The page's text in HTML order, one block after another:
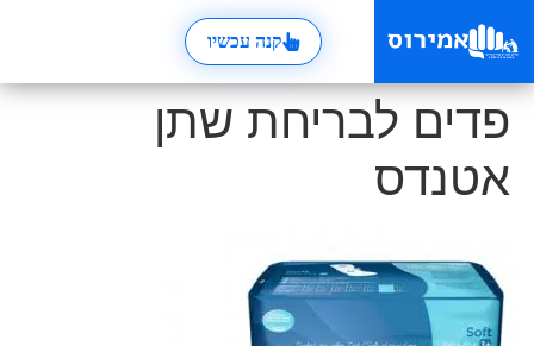
קנה עכשיו
פדים לבריחת שתן
אטנדס